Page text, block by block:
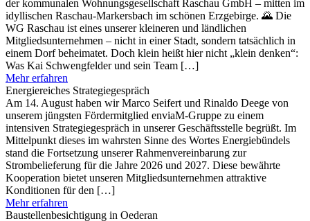
der kommunalen Wohnungsgesellschaft Raschau GmbH – mitten im
idyllischen Raschau-Markersbach im schönen Erzgebirge. 🌄 Die
WG Raschau ist eines unserer kleineren und ländlichen
Mitgliedsunternehmen – nicht in einer Stadt, sondern tatsächlich in
einem Dorf beheimatet. Doch klein heißt hier nicht „klein denken“:
Was Kai Schwengfelder und sein Team […]
Mehr erfahren
Energiereiches Strategiegespräch
Am 14. August haben wir Marco Seifert und Rinaldo Deege von
unserem jüngsten Fördermitglied enviaM-Gruppe zu einem
intensiven Strategiegespräch in unserer Geschäftsstelle begrüßt. Im
Mittelpunkt dieses im wahrsten Sinne des Wortes Energiebündels
stand die Fortsetzung unserer Rahmenvereinbarung zur
Strombelieferung für die Jahre 2026 und 2027. Diese bewährte
Kooperation bietet unseren Mitgliedsunternehmen attraktive
Konditionen für den […]
Mehr erfahren
Baustellenbesichtigung in Oederan